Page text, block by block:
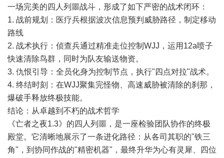
一场完美的四人列噩战斗，形成了如下严密的战术闭环：
1. 战前规划：医疗兵根据波次信息预判威胁路径，制定移动
路线
2. 战术执行：侦查兵通过精准走位控制WJJ，运用12a喷子
快速清除鸟群，同时为队友输送物资。
3. 仇恨引导：全员化身为控制节点，执行"四点对拉"战术。
4. 终结时刻：在WJJ聚集完怪物、高速威胁被清除的刹那，
爆破手释放终极技能。
结论：从卓越到不朽的战术哲学
《亡者之夜1.3》的四人列噩，是一座检验团队协作的终极
殿堂。它清晰地展示了一条进化路径：从各司其职的"铁三
角"，到协同作战的"精密机器"，最终升华为心有灵犀、四位